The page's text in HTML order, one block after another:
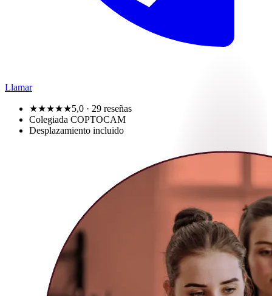
Llamar
★★★★★5,0 · 29 reseñas
Colegiada COPTOCAM
Desplazamiento incluido